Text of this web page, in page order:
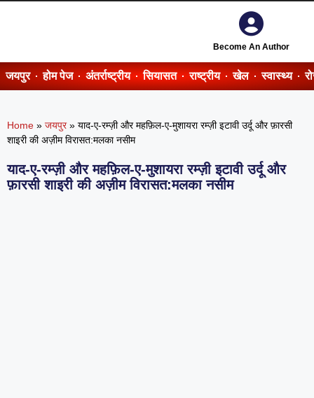
Become An Author
जयपुर होम पेज अंतर्राष्ट्रीय सियासत राष्ट्रीय खेल स्वास्थ्य
Home » जयपुर » याद-ए-रम्ज़ी और महफ़िल-ए-मुशायरा रम्ज़ी इटावी उर्दू और फ़ारसी
शाइरी की अज़ीम विरासत:मलका नसीम
याद-ए-रम्ज़ी और महफ़िल-ए-मुशायरा रम्ज़ी इटावी उर्दू और
फ़ारसी शाइरी की अज़ीम विरासत:मलका नसीम